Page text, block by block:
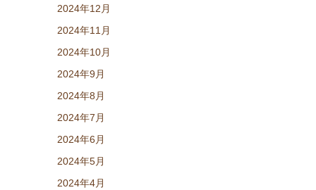
2024年12月
2024年11月
2024年10月
2024年9月
2024年8月
2024年7月
2024年6月
2024年5月
2024年4月